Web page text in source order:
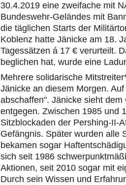
30.4.2019 eine zweifache mit
Bundeswehr-Geländes mit
die täglichen Starts der
Koblenz hatte Jänicke am 18.
Tagessätzen á 17 € verurteilt.
beglichen hat, wurde eine
Mehrere solidarische
Jänicke an diesem Morgen.
abschaffen". Jänicke sieht
entgegen. Zwischen 1985 und
Sitzblockaden der Pershing-II-
Gefängnis. Später wurden alle
bekamen sogar
sich seit 1986
Aktionen, seit 2010 sogar mit
Durch sein Wissen und